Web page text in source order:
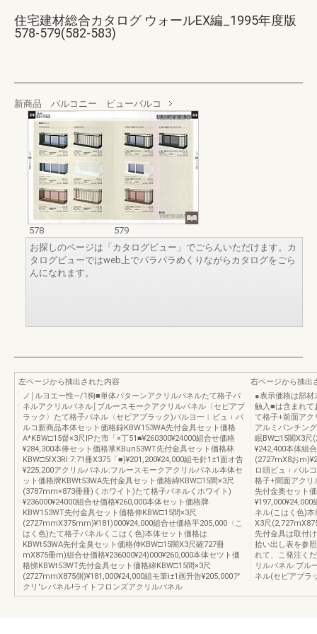
住宅建材総合カタログ ウォールEX編_1995年度版
578-579(582-583)
新商品 バルコニー ビューバルコ
578
579
お探しのページは「カタログビュー」でごらんいただけます。カ
タログビューではweb上でパラパラめくりながらカタログをごら
んになれます。
左ページから抽出された内容
ノ￨ルヨエー性―/1狗■単体パターンアクリルパネルたて格子パ
ネルアクリルバネル￨ブルースモークアクリルパネル〈セピアブ
ラック〉たて格子パネル〈セピアプラック)バルヨ一︱ビュ︲バ
ルコ新商品本体セット価格録KBW153WA先付金具セット価格
A*KBW□15督×3尺IPた市「×丁51■¥260300¥24000組合せ価格
¥284,300本俸セット価格掌KBun53WT先付金具セット価格林
KBW□5fX3RI:7:71冊X375「■)¥201,200¥24,000組モ針1±1面オ告
¥225,200アクリルパネル:フルースモークアクリルパネル本体セ
ット価格牌KBWt53WA先付金具セット価格緯KBW□15間×3尺
(3787mm×873冊冊)くホワイト)たて格子パネルくホワイト)
¥236000¥24000組合せ価格¥260,000本体セット価格牌
KBW153WT先付金具セット価格伸KBW□15間×3尺
(2727mmX375mm)¥181)000¥24,000組合せ価格平205,000〈こ
はく色)たて格子パネルくこはく色)本体セット価格は
KBWt53WA先付金臭セット価格伸KBW□15闇X3尺確727冊
mX875冊m)組合せ価格¥236000¥24)000¥260,000本体セツト価
格悌KBWt53WT先付金具セット価格緯KBW□15間×3尺
(2727mmX875側)¥181,000¥24,000組モ筆i±1画升告¥205,000ア
クリ'レパネル!ライトフロンズアクリルパネル
右ページから抽出
●表示価格は部材
触入■は含まれて
て格子+前面アク
アルミパンチン
眠BW□15閣X3尺
¥242,400本体組
(2727mX8お
ロ頭ビュ︲バル
格子+聞面アクリ
先付金奥セット
ネル(こはく色)
X3尺
先付金具は取付
拾い出し表を参
れて、こ発注く
リルバネル:ブル
ネル(セピアプラ